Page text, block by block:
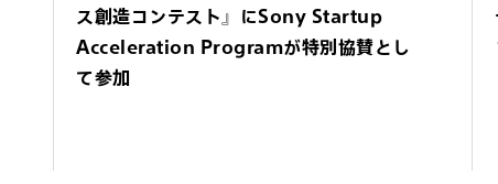
ス創造コンテスト』にSony Startup
Acceleration Programが特別協賛とし
て参加